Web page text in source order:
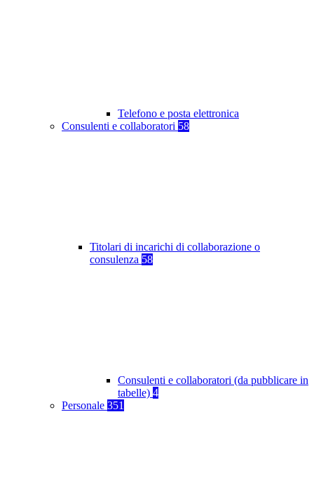
Telefono e posta elettronica
Consulenti e collaboratori 58
Titolari di incarichi di collaborazione o
consulenza 58
Consulenti e collaboratori (da pubblicare in
tabelle) 4
Personale 351